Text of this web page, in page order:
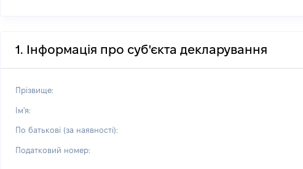
1. Інформація про суб'єкта декларування
Прізвище:
Ім'я:
По батькові (за наявності):
Податковий номер: